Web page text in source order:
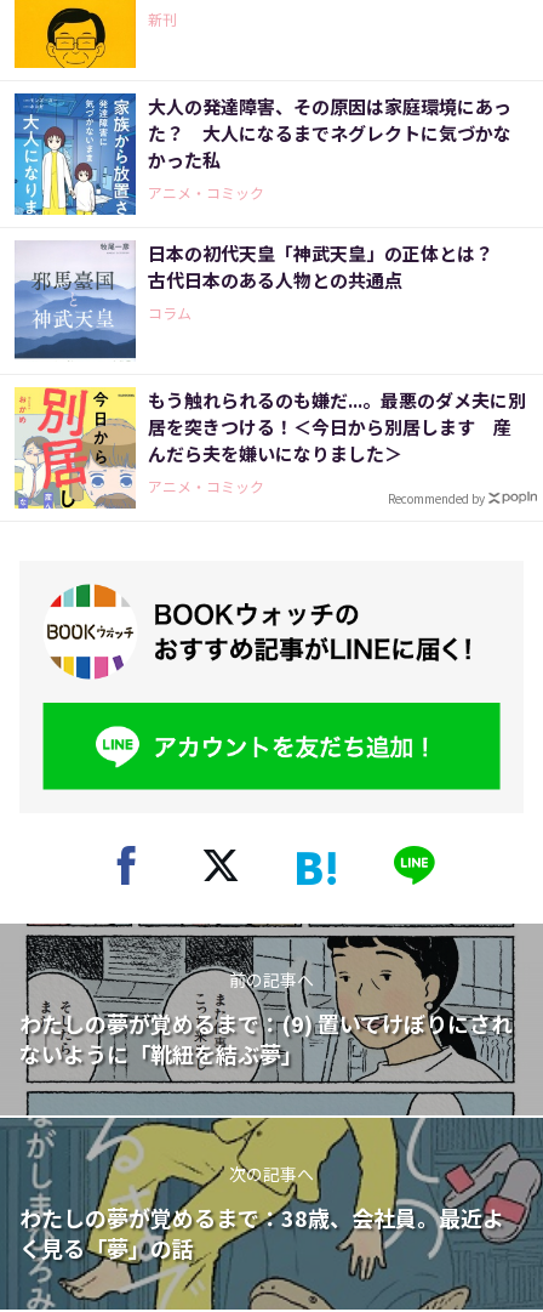
新刊
大人の発達障害、その原因は家庭環境にあっ
た？ 大人になるまでネグレクトに気づかな
かった私
アニメ・コミック
日本の初代天皇「神武天皇」の正体とは？
古代日本のある人物との共通点
コラム
もう触れられるのも嫌だ...。最悪のダメ夫に別
居を突きつける！＜今日から別居します 産
んだら夫を嫌いになりました＞
アニメ・コミック
Recommended by
前の記事へ
わたしの夢が覚めるまで：(9) 置いてけぼりにされ
ないように「靴紐を結ぶ夢」
次の記事へ
わたしの夢が覚めるまで：38歳、会社員。最近よ
く見る「夢」の話